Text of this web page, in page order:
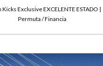
Kicks Exclusive EXCELENTE ESTADO |
Permuta / Financia